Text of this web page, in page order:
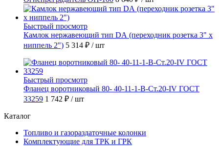
Быстрый просмотр
Камлок нержавеющий тип DА (переходник розетка 3" х
ниппель 2") 5 314 ₽ / шт
Быстрый просмотр
Фланец воротниковый 80- 40-11-1-B-Ст.20-IV ГОСТ
33259 1 742 ₽ / шт
Каталог
Топливо и газораздаточные колонки
Комплектующие для ТРК и ГРК